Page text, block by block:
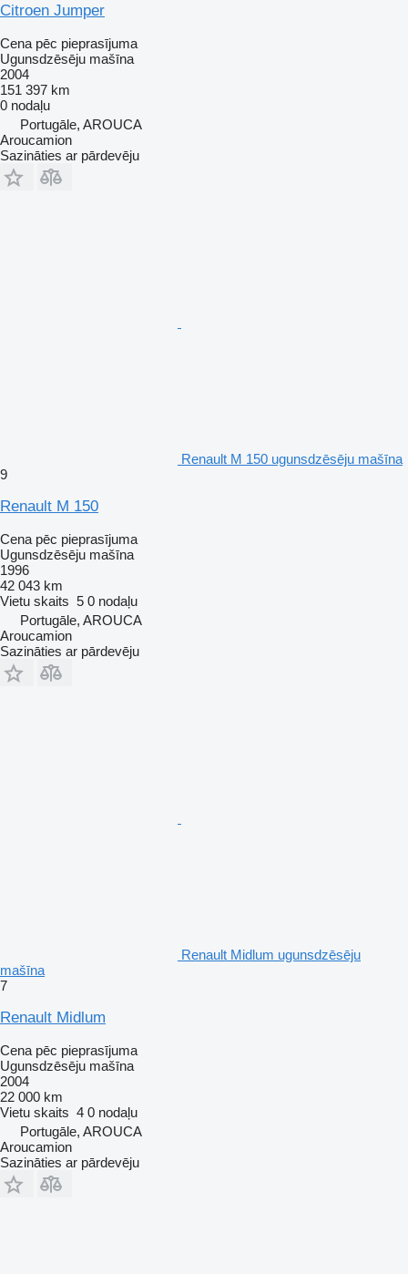
Citroen Jumper
Cena pēc pieprasījuma
Ugunsdzēsēju mašīna
2004
151 397 km
0 nodaļu
Portugāle, AROUCA
Aroucamion
Sazināties ar pārdevēju
Renault M 150 ugunsdzēsēju mašīna
9
Renault M 150
Cena pēc pieprasījuma
Ugunsdzēsēju mašīna
1996
42 043 km
Vietu skaits 5 0 nodaļu
Portugāle, AROUCA
Aroucamion
Sazināties ar pārdevēju
Renault Midlum ugunsdzēsēju
mašīna
7
Renault Midlum
Cena pēc pieprasījuma
Ugunsdzēsēju mašīna
2004
22 000 km
Vietu skaits 4 0 nodaļu
Portugāle, AROUCA
Aroucamion
Sazināties ar pārdevēju